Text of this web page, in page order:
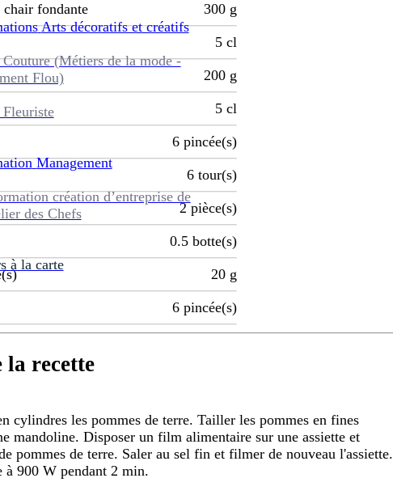
Arts décoratifs et créatifs
(Métiers de la mode -
Flou)
Management
création d’entreprise de
des Chefs
à la carte
chair fondante 300 g
5 cl
200 g
5 cl
6 pincée(s)
6 tour(s)
2 pièce(s)
0.5 botte(s)
20 g
6 pincée(s)
la recette
cylindres les pommes de terre. Tailler les pommes en fines
mandoline. Disposer un film alimentaire sur une assiette et
pommes de terre. Saler au sel fin et filmer de nouveau l'assiette.
à 900 W pendant 2 min.